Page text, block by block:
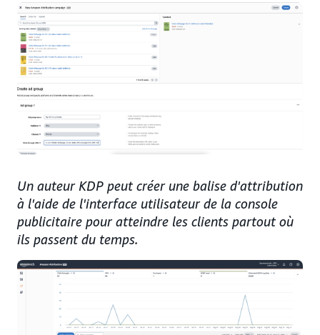
Un auteur KDP peut créer une balise d'attribution
à l'aide de l'interface utilisateur de la console
publicitaire pour atteindre les clients partout où
ils passent du temps.